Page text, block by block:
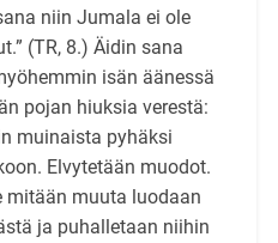
niin Jumala ei ole
(TR, 8.) Äidin sana
isän äänessä
pojan hiuksia verestä:
muinaista pyhäksi
Elvytetään muodot.
mitään muuta luodaan
ja puhalletaan niihin